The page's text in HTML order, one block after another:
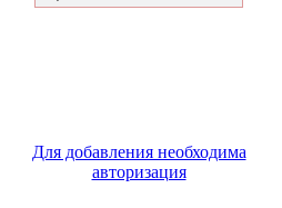
Для добавления необходима
авторизация